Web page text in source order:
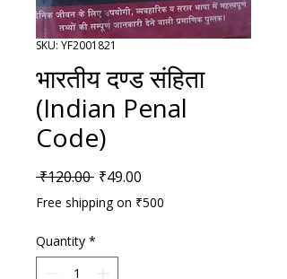
SKU: YF2001821
भारतीय दण्ड संहिता
(Indian Penal
Code)
₹120.00 Regular Price
₹49.00
Free shipping on ₹500
Quantity *